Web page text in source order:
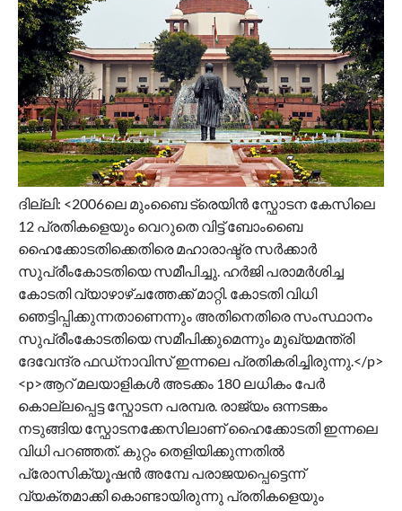
ദില്ലി: <2006ലെ മുംബൈ ട്രെയിൻ സ്ഫോടന കേസിലെ
12 പ്രതികളെയും വെറുതെ വിട്ട് ബോംബൈ
ഹൈക്കോടതിക്കെതിരെ മഹാരാഷ്ട്ര സർക്കാർ
സുപ്രീംകോടതിയെ സമീപിച്ചു. ഹർജി പരാമർശിച്ച
കോടതി വ്യാഴാഴ്ചത്തേക്ക് മാറ്റി. കോടതി വിധി
ഞെട്ടിപ്പിക്കുന്നതാണെന്നും അതിനെതിരെ സംസ്ഥാനം
സുപ്രീംകോടതിയെ സമീപിക്കുമെന്നും മുഖ്യമന്ത്രി
ദേവേന്ദ്ര ഫഡ്‌നാവിസ് ഇന്നലെ പ്രതികരിച്ചിരുന്നു.</p>
<p>ആറ് മലയാളികൾ അടക്കം 180 ലധികം പേർ
കൊല്ലപ്പെട്ട സ്ഫോടന പരമ്പര. രാജ്യം ഒന്നടങ്കം
നടുങ്ങിയ സ്ഫോടനക്കേസിലാണ് ഹൈക്കോടതി ഇന്നലെ
വിധി പറഞ്ഞത്. കുറ്റം തെളിയിക്കുന്നതിൽ
പ്രോസിക്യൂഷൻ അമ്പേ പരാജയപ്പെട്ടെന്ന്
വ്യക്തമാക്കി കൊണ്ടായിരുന്നു പ്രതികളെയും